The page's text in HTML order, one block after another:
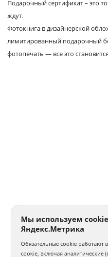
Подарочный сертификат – это
ждут.
Фотокнига в дизайнерской
лимитированный подарочный
фотопечать — все это
Мы используем
Яндекс.Метрика
Обязательные cookie работают
cookie, включая аналитические